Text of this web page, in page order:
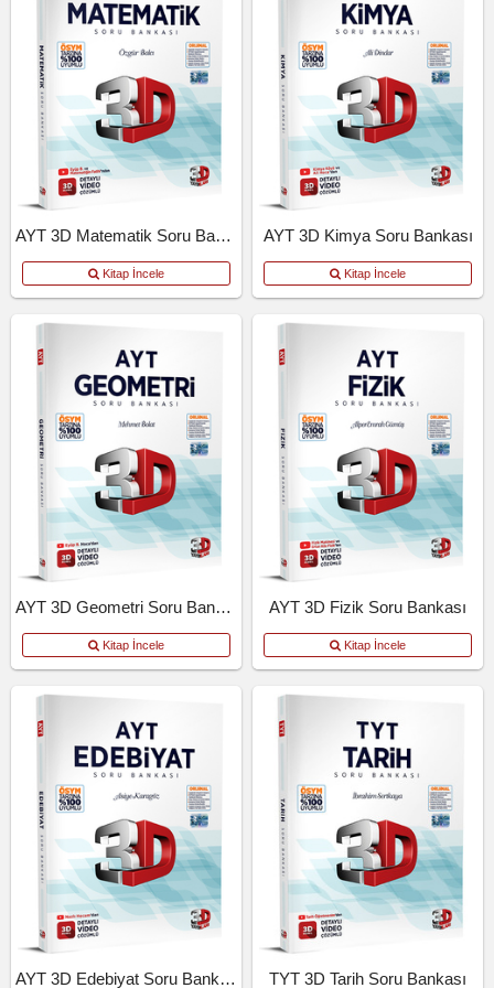
AYT 3D Matematik Soru Bankası
Kitap İncele
AYT 3D Kimya Soru Bankası
Kitap İncele
AYT 3D Geometri Soru Bankası
Kitap İncele
AYT 3D Fizik Soru Bankası
Kitap İncele
AYT 3D Edebiyat Soru Bankası TYT 3D Tarih Soru Bankası